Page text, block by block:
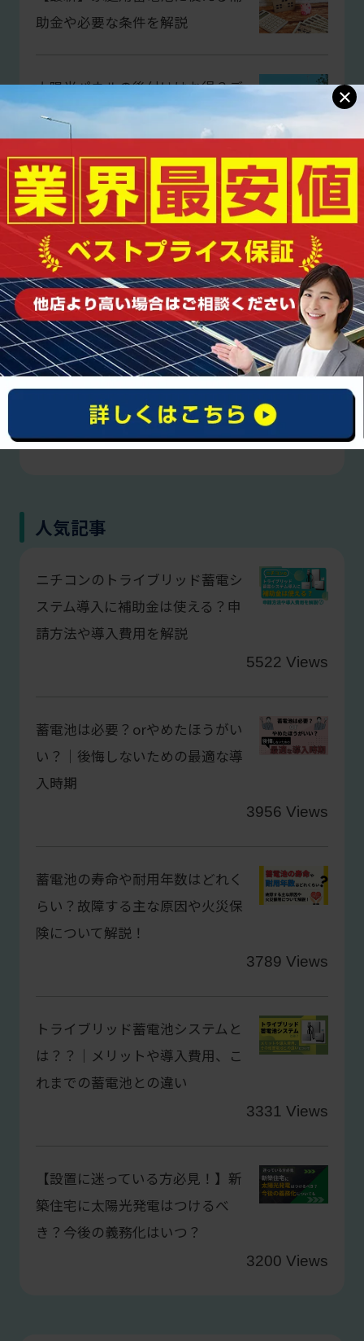
助金や必要な条件を解説
太陽光パネルの後付けはお得？デ
メリットは？費用についてもご紹
介
太陽光パネルの廃棄問題を解説！
費用や廃棄方法についてご紹介
太陽光発電設置にかかる費用や価
格は？安く導入する方法も解説！
【2023年】太陽光パネル義務化
はいつから？設置条件や条例につ
いて解説
人気記事
ニチコンのトライブリッド蓄電シ
ステム導入に補助金は使える？申
請方法や導入費用を解説
5522 Views
蓄電池は必要？orやめたほうがい
い？｜後悔しないための最適な導
入時期
3956 Views
蓄電池の寿命や耐用年数はどれく
らい？故障する主な原因や火災保
険について解説！
3789 Views
トライブリッド蓄電池システムと
は？？｜メリットや導入費用、こ
れまでの蓄電池との違い
3331 Views
【設置に迷っている方必見！】新
築住宅に太陽光発電はつけるべ
き？今後の義務化はいつ？
3200 Views
×